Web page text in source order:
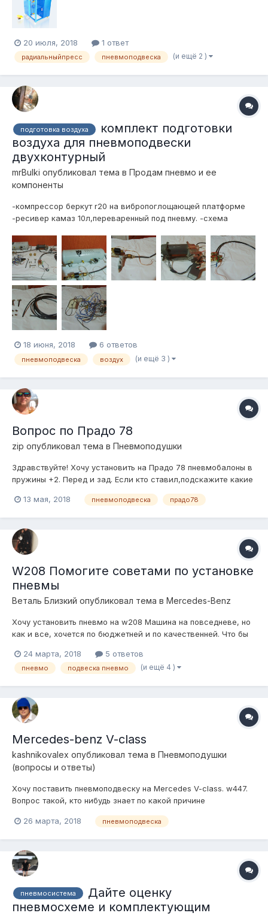
раза. Покупался для себя, но стал...
20 июля, 2018 1 ответ
радиальныйпресс пневмоподвеска (и ещё 2 )
подготовка воздуха
комплект подготовки
воздуха для пневмоподвески
двухконтурный
mrBulki опубликовал тема в Продам пневмо и ее
компоненты
-компрессор беркут r20 на вибропоглощающей платформе
-ресивер камаз 10л,переваренный под пневму. -схема
распределитель воздуха -влагоотделитель -набор фитингов
и трубок цена 15000р торг, рассмотрю продажу компонент...
18 июня, 2018 6 ответов
пневмоподвеска воздух (и ещё 3 )
Вопрос по Прадо 78
zip опубликовал тема в Пневмоподушки
Здравствуйте! Хочу установить на Прадо 78 пневмобалоны в
пружины +2. Перед и зад. Если кто ставил,подскажите какие
информации. Спасибо!
13 мая, 2018 пневмоподвеска прадо78
W208 Помогите советами по установке
пневмы
Веталь Близкий опубликовал тема в Mercedes-Benz
Хочу установить пневмо на w208 Машина на повседневе, но
как и все, хочется по бюджетней и по качественней. Что бы
Какие посоветуете брать детали, какой фирмы и что вообще
для этого нужно? Цель: положить машину на пузо, что бы
24 марта, 2018 5 ответов
пневмо подвеска пневмо (и ещё 4 )
Mercedes-benz V-class
kashnikovalex опубликовал тема в Пневмоподушки
(вопросы и ответы)
Хочу поставить пневмоподвеску на Mercedes V-class. w447.
Вопрос такой, кто нибудь знает по какой причине
26 марта, 2018
пневмоподвеска
пневмосистема
Дайте оценку
пневмосхеме и комплектующим